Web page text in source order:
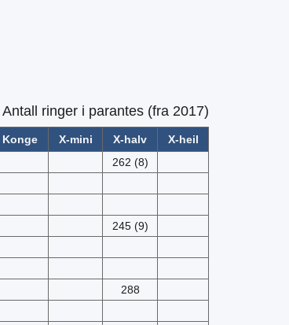
Antall ringer i parantes (fra 2017)
Konge X-mini X-halv
X-heil
262 (8)
245 (9)
288